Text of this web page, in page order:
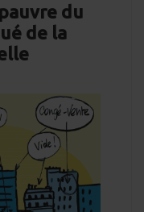
du
de la